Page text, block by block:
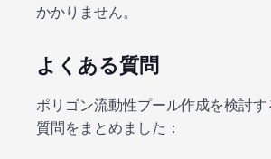
かかりません。
よくある質問
ポリゴン流動性プール作成を検討
質問をまとめました：